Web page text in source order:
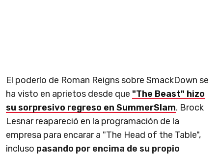
El poderío de Roman Reigns sobre SmackDown se
ha visto en aprietos desde que "The Beast" hizo
su sorpresivo regreso en SummerSlam. Brock
Lesnar reapareció en la programación de la
empresa para encarar a "The Head of the Table",
incluso pasando por encima de su propio